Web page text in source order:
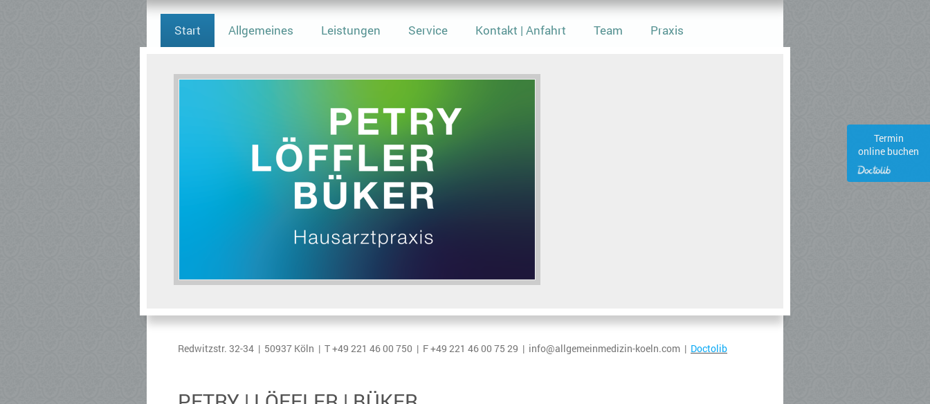
Start Allgemeines Leistungen Service Kontakt | Anfahrt Team Praxis
Redwitzstr. 32-34 | 50937 Köln | T +49 221 46 00 750 | F +49 221 46 00 75 29 | info@allgemeinmedizin-koeln.com | Doctolib
Termin
online buchen